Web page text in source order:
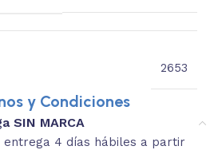
2653
y Condiciones
SIN MARCA
entrega 4 días hábiles a partir